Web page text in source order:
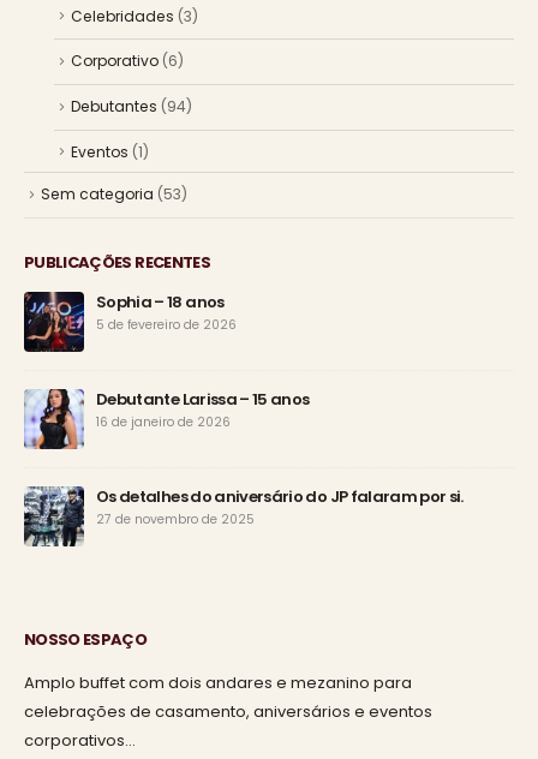
Celebridades (3)
Corporativo (6)
Debutantes (94)
Eventos (1)
Sem categoria (53)
PUBLICAÇÕES RECENTES
Sophia – 18 anos
5 de fevereiro de 2026
Debutante Larissa – 15 anos
16 de janeiro de 2026
Os detalhes do aniversário do JP falaram por si.
27 de novembro de 2025
NOSSO ESPAÇO
Amplo buffet com dois andares e mezanino para
celebrações de casamento, aniversários e eventos
corporativos…